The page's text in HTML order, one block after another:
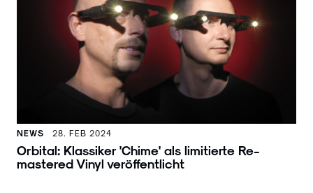
NEWS 28. FEB 2024
Orbital: Klassiker 'Chime' als limitierte Re-
mastered Vinyl veröffentlicht